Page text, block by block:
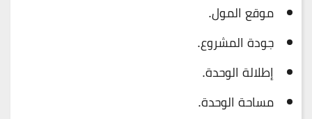
موقع المول.
جودة المشروع.
إطلالة الوحدة.
مساحة الوحدة.